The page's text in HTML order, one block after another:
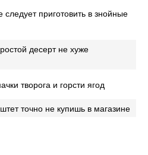
приготовить в знойные
десерт не хуже
творога и горсти ягод
точно не купишь в магазине